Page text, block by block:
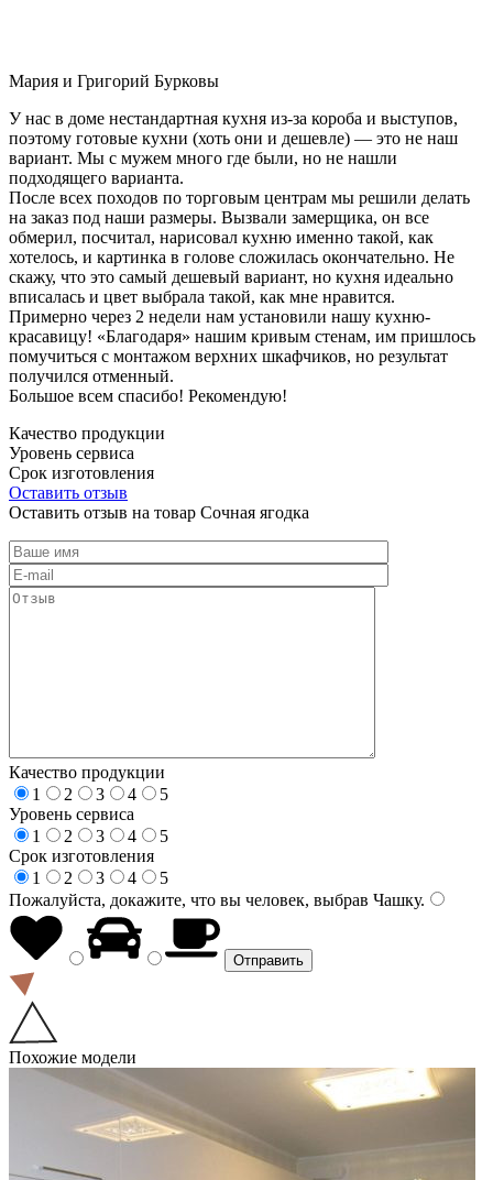
Мария и Григорий Бурковы
У нас в доме нестандартная кухня из-за короба и выступов,
поэтому готовые кухни (хоть они и дешевле) — это не наш
вариант. Мы с мужем много где были, но не нашли
подходящего варианта.
После всех походов по торговым центрам мы решили делать
на заказ под наши размеры. Вызвали замерщика, он все
обмерил, посчитал, нарисовал кухню именно такой, как
хотелось, и картинка в голове сложилась окончательно. Не
скажу, что это самый дешевый вариант, но кухня идеально
вписалась и цвет выбрала такой, как мне нравится.
Примерно через 2 недели нам установили нашу кухню-
красавицу! «Благодаря» нашим кривым стенам, им пришлось
помучиться с монтажом верхних шкафчиков, но результат
получился отменный.
Большое всем спасибо! Рекомендую!
Качество продукции
Уровень сервиса
Срок изготовления
Оставить отзыв
Оставить отзыв на товар Сочная ягодка
Качество продукции
1
2 3 4
5
Уровень сервиса
1
2 3 4
5
Срок изготовления
1
2 3 4
5
Пожалуйста, докажите, что вы человек, выбрав Чашку.
Похожие модели